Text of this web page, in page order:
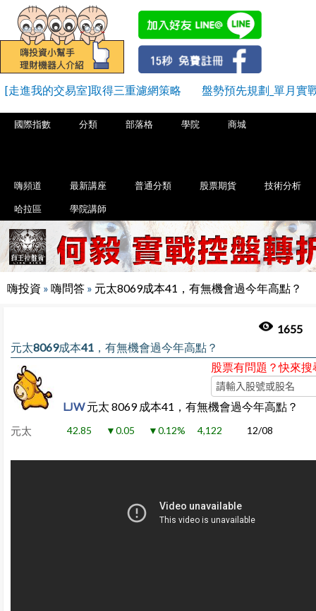
[走進我的交易室]取得三重濾網策略 盤勢預先規劃_單月實
國際指數 分類 部落格 學院 商城
嗨頻道 最新講座 普通分類 股票期貨 技術分析
哈拉區 學院講師
嗨投資 » 嗨問答 » 元太8069成本41，有無機會過今年高點？
1655
元太8069成本41，有無機會過今年高點？
股票有問題？快來搜
LJW元太 8069 成本41，有無機會過今年高點？
元太 42.85 ▼0.05 ▼0.12% 4,122 12/08